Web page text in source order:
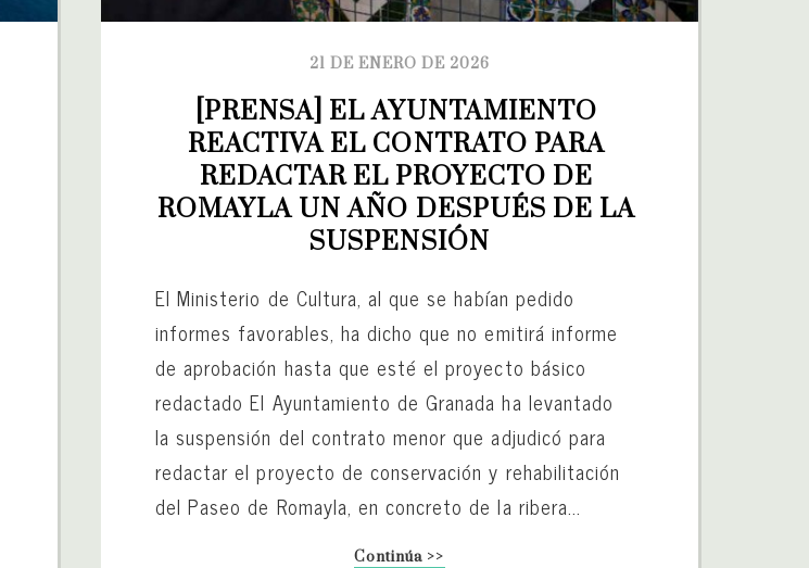
21 DE ENERO DE 2026
[PRENSA] EL AYUNTAMIENTO
REACTIVA EL CONTRATO PARA
REDACTAR EL PROYECTO DE
ROMAYLA UN AÑO DESPUÉS DE LA
SUSPENSIÓN
El Ministerio de Cultura, al que se habían pedido
informes favorables, ha dicho que no emitirá informe
de aprobación hasta que esté el proyecto básico
redactado El Ayuntamiento de Granada ha levantado
la suspensión del contrato menor que adjudicó para
redactar el proyecto de conservación y rehabilitación
del Paseo de Romayla, en concreto de la ribera...
Continúa >>